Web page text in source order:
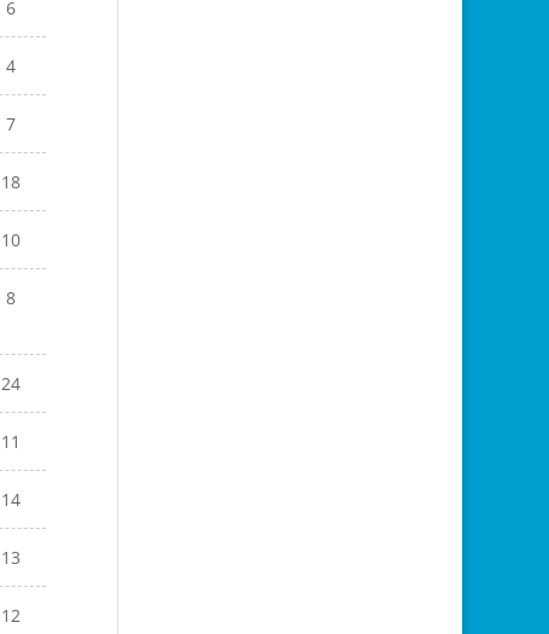
6
4
7
18
10
8
24
11
14
13
12